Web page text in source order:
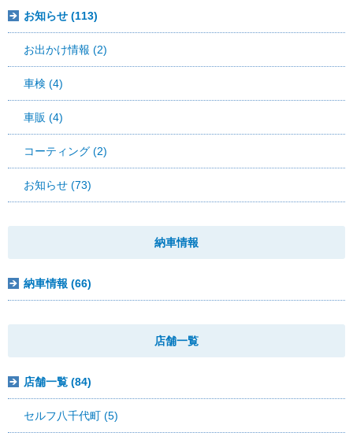
お知らせ (113)
お出かけ情報 (2)
車検 (4)
車販 (4)
コーティング (2)
お知らせ (73)
納車情報
納車情報 (66)
店舗一覧
店舗一覧 (84)
セルフ八千代町 (5)